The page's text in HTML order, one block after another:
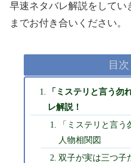
早速ネタバレ解説をしてい
までお付き合いください。
目次
「ミステリと言う勿
レ解説！
「ミステリと言
人物相関図
双子が実は三つ子